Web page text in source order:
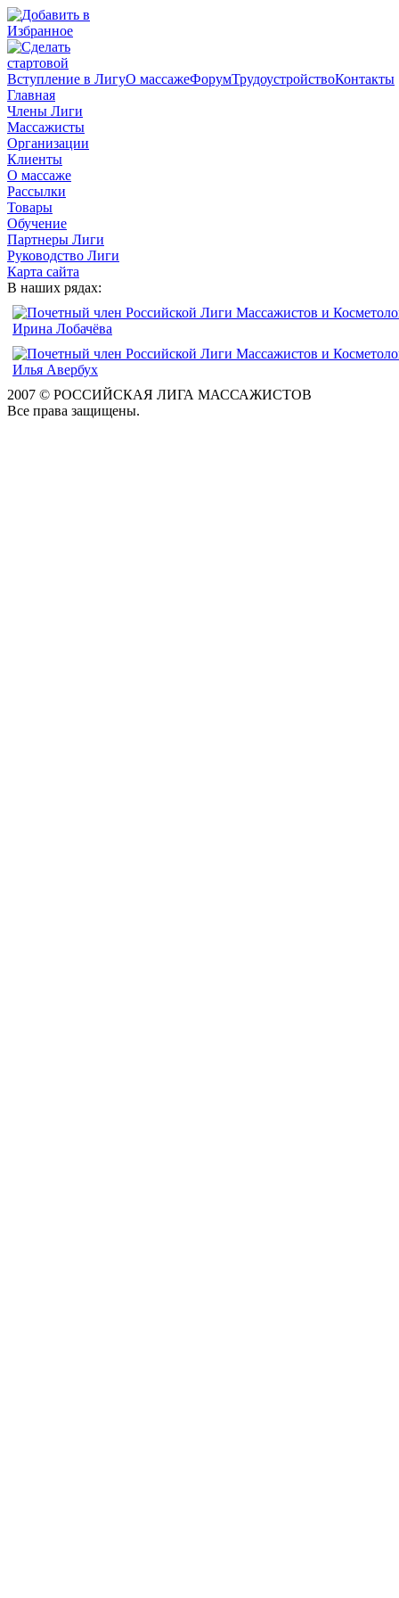
Вступление в ЛигуО массажеФорумТрудоустройствоКонтакты
Главная
Члены Лиги
Массажисты
Организации
Клиенты
О массаже
Рассылки
Товары
Обучение
Партнеры Лиги
Руководство Лиги
Карта сайта
В наших рядах:
2007 © РОССИЙСКАЯ ЛИГА МАССАЖИСТОВ
Все права защищены.